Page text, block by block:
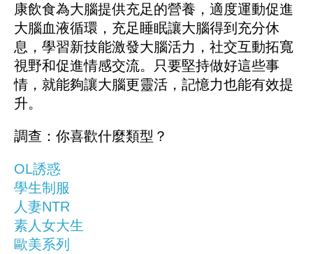
康飲食為大腦提供充足的營養，適度運動促進
大腦血液循環，充足睡眠讓大腦得到充分休
息，學習新技能激發大腦活力，社交互動拓寬
視野和促進情感交流。只要堅持做好這些事
情，就能夠讓大腦更靈活，記憶力也能有效提
升。
調查：你喜歡什麼類型？
OL誘惑
學生制服
人妻NTR
素人女大生
歐美系列